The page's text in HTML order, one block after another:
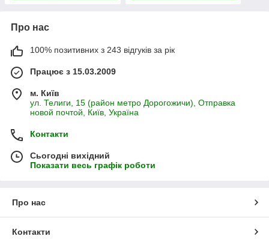
Про нас
100% позитивних з 243 відгуків за рік
Працює з 15.03.2009
м. Київ
ул. Телиги, 15 (район метро Дорогожичи), Отправка
новой почтой, Київ, Україна
Контакти
Сьогодні вихідний
Показати весь графік роботи
Про нас
Контакти